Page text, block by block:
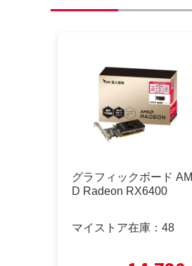
グラフィックボード AM
D Radeon RX6400
マイストア在庫： 48